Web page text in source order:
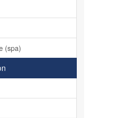
(spa)